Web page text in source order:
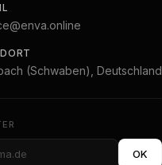
(Schwaben), Deutschland
OK